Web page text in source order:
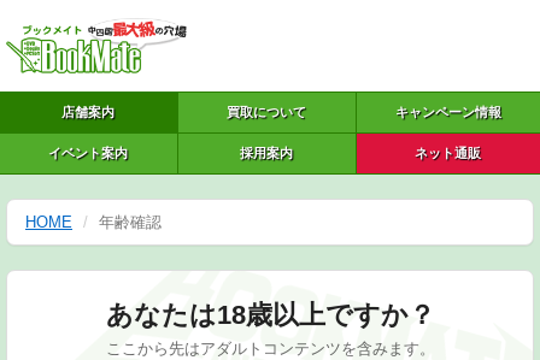
店舗案内 買取について キャンペーン情報
イベント案内 採用案内 ネット通販
HOME 年齢確認
あなたは18歳以上ですか？
ここから先はアダルトコンテンツを含みます。